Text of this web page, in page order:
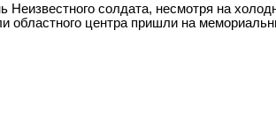
Неизвестного солдата, несмотря на
областного центра пришли на